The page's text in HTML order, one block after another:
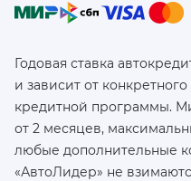
Годовая ставка
и зависит от
кредитной программы.
от 2 месяцев,
любые дополнительные
«АвтоЛидер» не